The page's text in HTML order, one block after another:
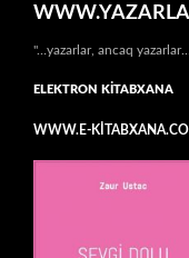
"…yazarlar, ancaq
ELEKTRON KİTABXANA
WWW.E-